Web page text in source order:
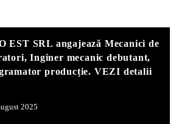
EST SRL angajează Mecanici de
Inginer mecanic debutant,
producție. VEZI detalii
2025